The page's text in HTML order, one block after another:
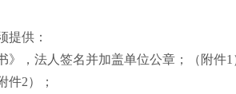
提供：
，法人签名并加盖单位公章；（附件1
2）；